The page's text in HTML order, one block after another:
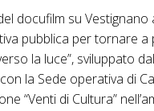
docufilm su
pubblica per tornare
la luce”, sviluppato
la Sede operativa di
“Venti di Cultura”